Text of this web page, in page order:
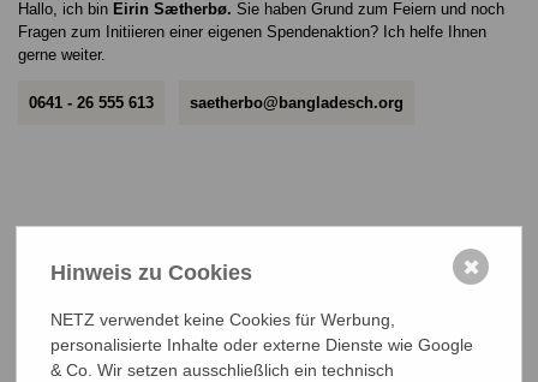
Hallo, ich bin Eirin Sætherbø. Sie haben Grund zum Feiern und noch
Fragen zum Initiieren einer eigenen Spendenaktion? Ich helfe Ihnen
gerne weiter.
0641 - 26 555 613 saetherbo@bangladesch.org
NETZ Partnerschaft für Entwicklung und Gerechtigkeit e.V.
Marktlaubenstraße 9
35390 Gießen
Hinweis zu Cookies
NETZ verwendet keine Cookies für Werbung,
personalisierte Inhalte oder externe Dienste wie Google
& Co. Wir setzen ausschließlich ein technisch
✖